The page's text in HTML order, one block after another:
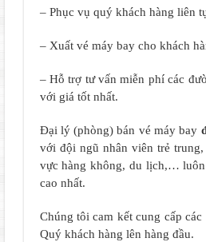
– Phục vụ quý khách hàng liên
– Xuất vé máy bay cho khách
– Hỗ trợ tư vấn miễn phí các
với giá tốt nhất.
Đại lý (phòng) bán vé máy bay
với đội ngũ nhân viên trẻ
vực hàng không, du lịch,… luôn
cao nhất.
Chúng tôi cam kết cung cấp
Quý khách hàng lên hàng đầu.